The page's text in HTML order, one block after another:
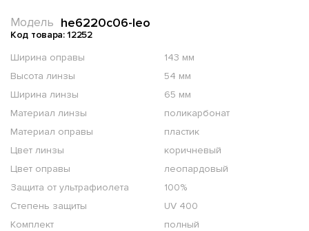
he6220c06-leo
Модель
Код товара: 12252
Ширина оправы
143 мм
Высота линзы
54 мм
Ширина линзы
65 мм
Материал линзы
поликарбонат
Материал оправы
пластик
Цвет линзы
коричневый
Цвет оправы
леопардовый
Защита от ультрафиолета
100%
Степень защиты
UV 400
Комплект
полный